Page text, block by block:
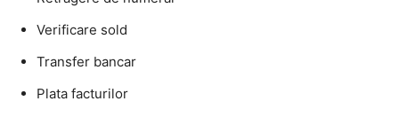
Verificare sold
Transfer bancar
Plata facturilor